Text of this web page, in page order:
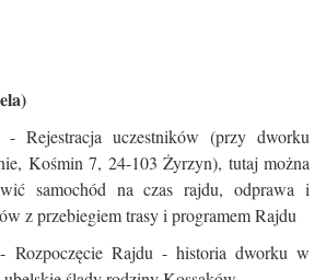
Rejestracja uczestników (przy dworku
Kośmin 7, 24-103 Żyrzyn), tutaj można
samochód na czas rajdu, odprawa i
z przebiegiem trasy i programem Rajdu
Rajdu - historia dworku w